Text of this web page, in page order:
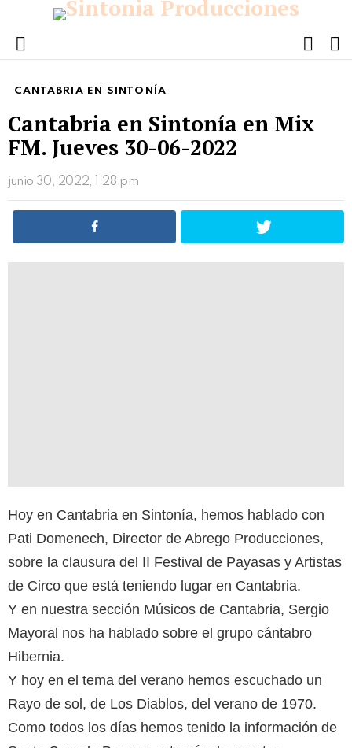
Menu
CANTABRIA EN SINTONÍA
Cantabria en Sintonía en Mix
FM. Jueves 30-06-2022
junio 30, 2022, 1:28 pm
Hoy en Cantabria en Sintonía, hemos hablado con
Pati Domenech, Director de Abrego Producciones,
sobre la clausura del II Festival de Payasas y Artistas
de Circo que está teniendo lugar en Cantabria.
Y en nuestra sección Músicos de Cantabria, Sergio
Mayoral nos ha hablado sobre el grupo cántabro
Hibernia.
Y hoy en el tema del verano hemos escuchado un
Rayo de sol, de Los Diablos, del verano de 1970.
Como todos los días hemos tenido la información de